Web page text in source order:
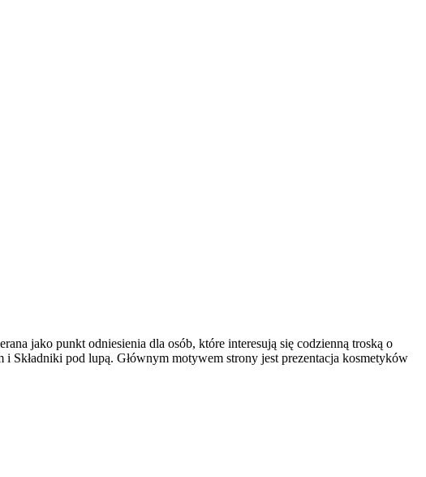
jako punkt odniesienia dla osób, które interesują się codzienną troską o
pod lupą. Głównym motywem strony jest prezentacja kosmetyków